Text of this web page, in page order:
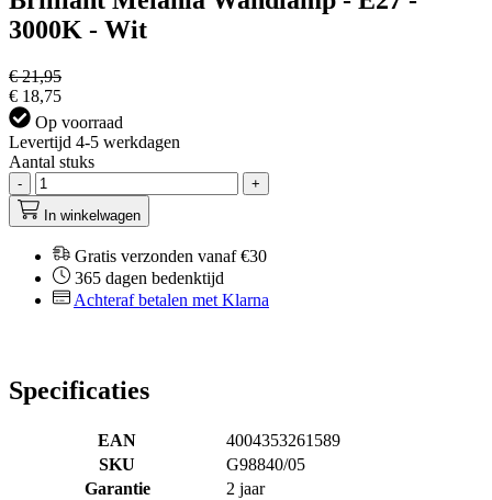
3000K - Wit
€ 21,95
€ 18,75
Op voorraad
Levertijd 4-5 werkdagen
Aantal stuks
-
+
In winkelwagen
Gratis verzonden vanaf €30
365 dagen bedenktijd
Achteraf betalen met Klarna
Specificaties
EAN
4004353261589
SKU
G98840/05
Garantie
2 jaar